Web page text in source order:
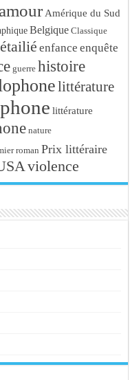
amour Amérique du Sud
Belgique Classique
enfance enquête
guerre histoire
littérature
littérature
nature
roman Prix littéraire
violence